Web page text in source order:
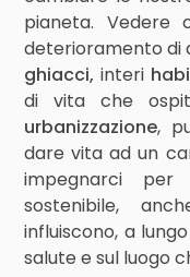
pianeta.
deterioramento di
ghiacci, interi
di vita che
urbanizzazione,
dare vita ad un
impegnarci
sostenibile,
influiscono, a
salute e sul luogo